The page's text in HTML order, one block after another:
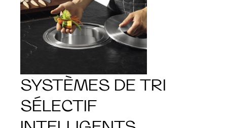
SYSTÈMES DE TRI
SÉLECTIF